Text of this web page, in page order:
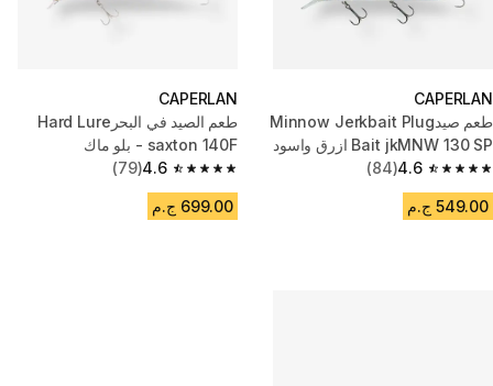
CAPERLAN
طعم صيدMinnow Jerkbait Plug
Bait jkMNW 130 SP ازرق واسود
4.6
4.6 out of 5 stars from 84 reviews
(84)
549.00 ج.م
CAPERLAN
طعم الصيد في البحرHard Lure
saxton 140F - بلو ماك
4.6
4.6 out of 5 stars from 79 reviews
(79)
699.00 ج.م